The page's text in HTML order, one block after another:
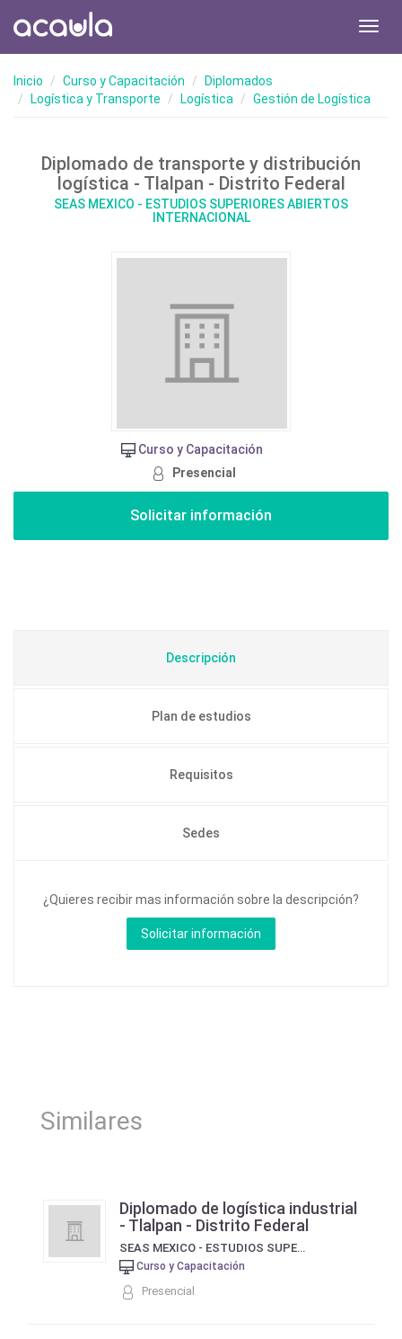
Inicio Curso y Capacitación
Diplomados
Logística y Transporte
Logística Gestión de Logística
Diplomado de transporte y distribución
logística - Tlalpan - Distrito Federal
SEAS MEXICO - ESTUDIOS SUPERIORES ABIERTOS
INTERNACIONAL
Curso y Capacitación
Presencial
Descripción
Plan de estudios
Requisitos
Sedes
¿Quieres recibir mas información sobre la descripción?
Similares
Diplomado de logística industrial
- Tlalpan - Distrito Federal
SEAS MEXICO - ESTUDIOS SUPERIORES ABIERTOS INTERNACIONAL
Curso y Capacitación
Presencial